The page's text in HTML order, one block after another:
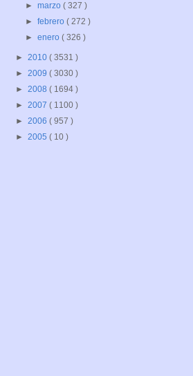
►marzo( 327 )
►febrero( 272 )
►enero( 326 )
► 2010 ( 3531 )
► 2009 ( 3030 )
► 2008 ( 1694 )
► 2007 ( 1100 )
► 2006 ( 957 )
► 2005 ( 10 )